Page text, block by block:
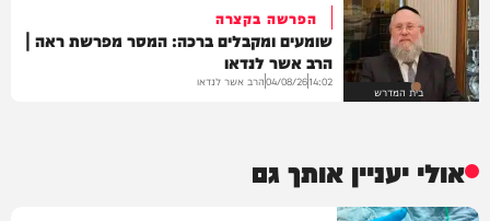
בית המדרש
הפרשה בקצרה
שומעים ומקבלים ברכה: המסר מפרשת ראה |
הרב אשר לנדאו
14:02
04/08/26הרב אשר לנדאו
אולי יעניין אותך גם